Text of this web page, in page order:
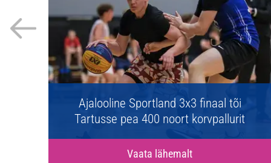
Ajalooline Sportland 3x3 finaal tõi
Tartusse pea 400 noort korvpallurit
Vaata lähemalt